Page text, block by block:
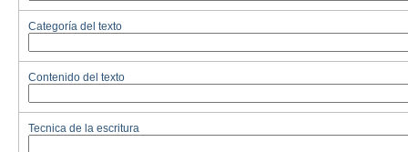
Categoría del texto
Contenido del texto
Tecnica de la escritura